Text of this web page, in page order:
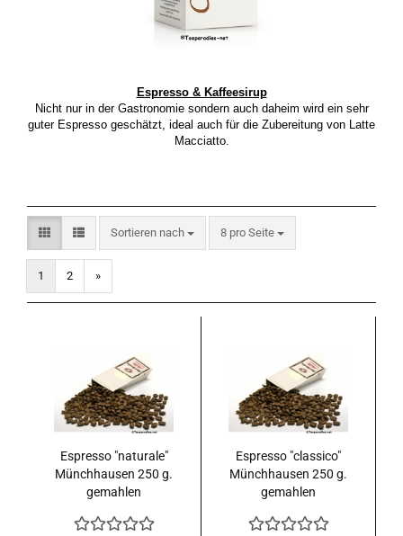
Espresso & Kaffeesirup
Nicht nur in der Gastronomie sondern auch daheim wird ein sehr
guter Espresso geschätzt, ideal auch für die Zubereitung von Latte
Macciatto.
Sortieren nach
Sortieren nach 8 pro Seite
pro Seite
1 2 »
Espresso "naturale"
Münchhausen 250 g.
gemahlen
Espresso "classico"
Münchhausen 250 g.
gemahlen